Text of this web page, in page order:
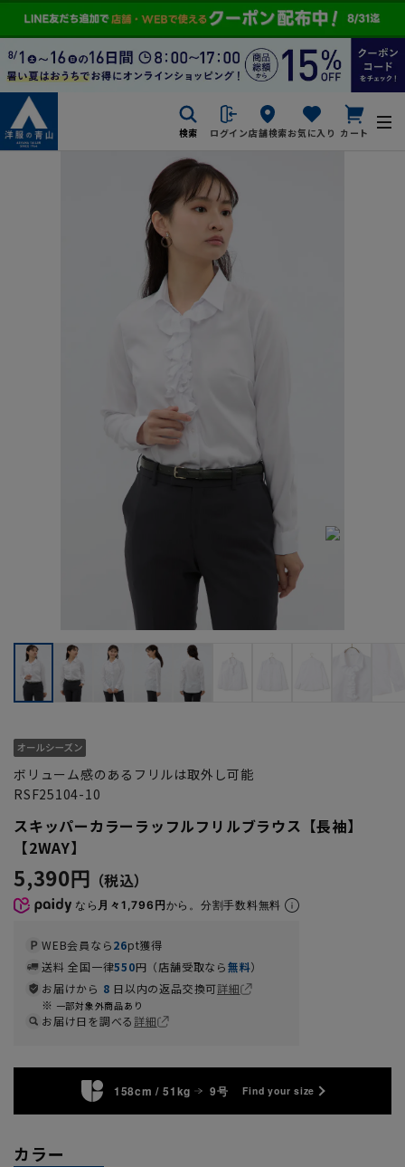
検索 ログイン店舗検索お気に入り カート
ボリューム感のあるフリルは取外し可能
RSF25104-10
スキッパーカラーラッフルフリルブラウス【長袖】
【2WAY】
5,390円
なら 月々1,796円から。分割手数料無料
WEB会員なら26pt獲得
送料 全国一律550円（店舗受取なら無料）
お届けから 8 日以内の返品交換可詳細
一部対象外商品あり
お届け日を調べる詳細
158cm / 51kg 9号 Find your size
カラー